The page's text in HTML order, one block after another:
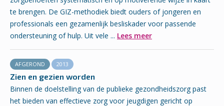
te brengen. De GIZ-methodiek biedt ouders of jongeren en
professionals een gezamenlijk besliskader voor passende
ondersteuning of hulp. Uit vele ... Lees meer
AFGEROND 2013
Zien en gezien worden
Binnen de doelstelling van de publieke gezondheidszorg past
het bieden van effectieve zorg voor jeugdigen gericht op